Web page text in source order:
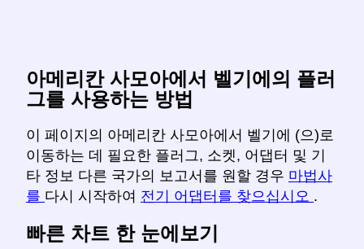
아메리칸 사모아에서 벨기에의 플러
그를 사용하는 방법
이 페이지의 아메리칸 사모아에서 벨기에 (으)로
이동하는 데 필요한 플러그, 소켓, 어댑터 및 기
타 정보 다른 국가의 보고서를 원할 경우 마법사
를 다시 시작하여 전기 어댑터를 찾으십시오 .
빠른 차트 한 눈에보기